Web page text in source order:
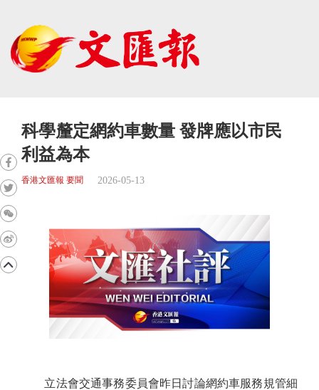
科學釐定網約車數量 發牌應以市民
利益為本
香港文匯報 要聞 2026-05-13
立法會交通事務委員會昨日討論網約車服務規管細